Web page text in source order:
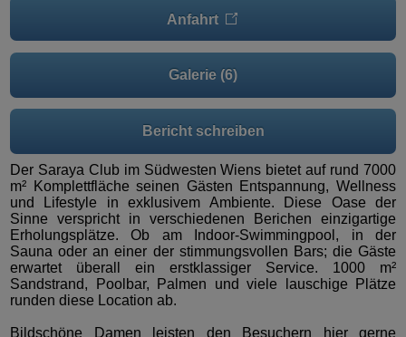
Anfahrt
Galerie (6)
Bericht schreiben
Der Saraya Club im Südwesten Wiens bietet auf rund 7000
m² Komplettfläche seinen Gästen Entspannung, Wellness
und Lifestyle in exklusivem Ambiente. Diese Oase der
Sinne verspricht in verschiedenen Berichen einzigartige
Erholungsplätze. Ob am Indoor-Swimmingpool, in der
Sauna oder an einer der stimmungsvollen Bars; die Gäste
erwartet überall ein erstklassiger Service. 1000 m²
Sandstrand, Poolbar, Palmen und viele lauschige Plätze
runden diese Location ab.
Bildschöne Damen leisten den Besuchern hier gerne